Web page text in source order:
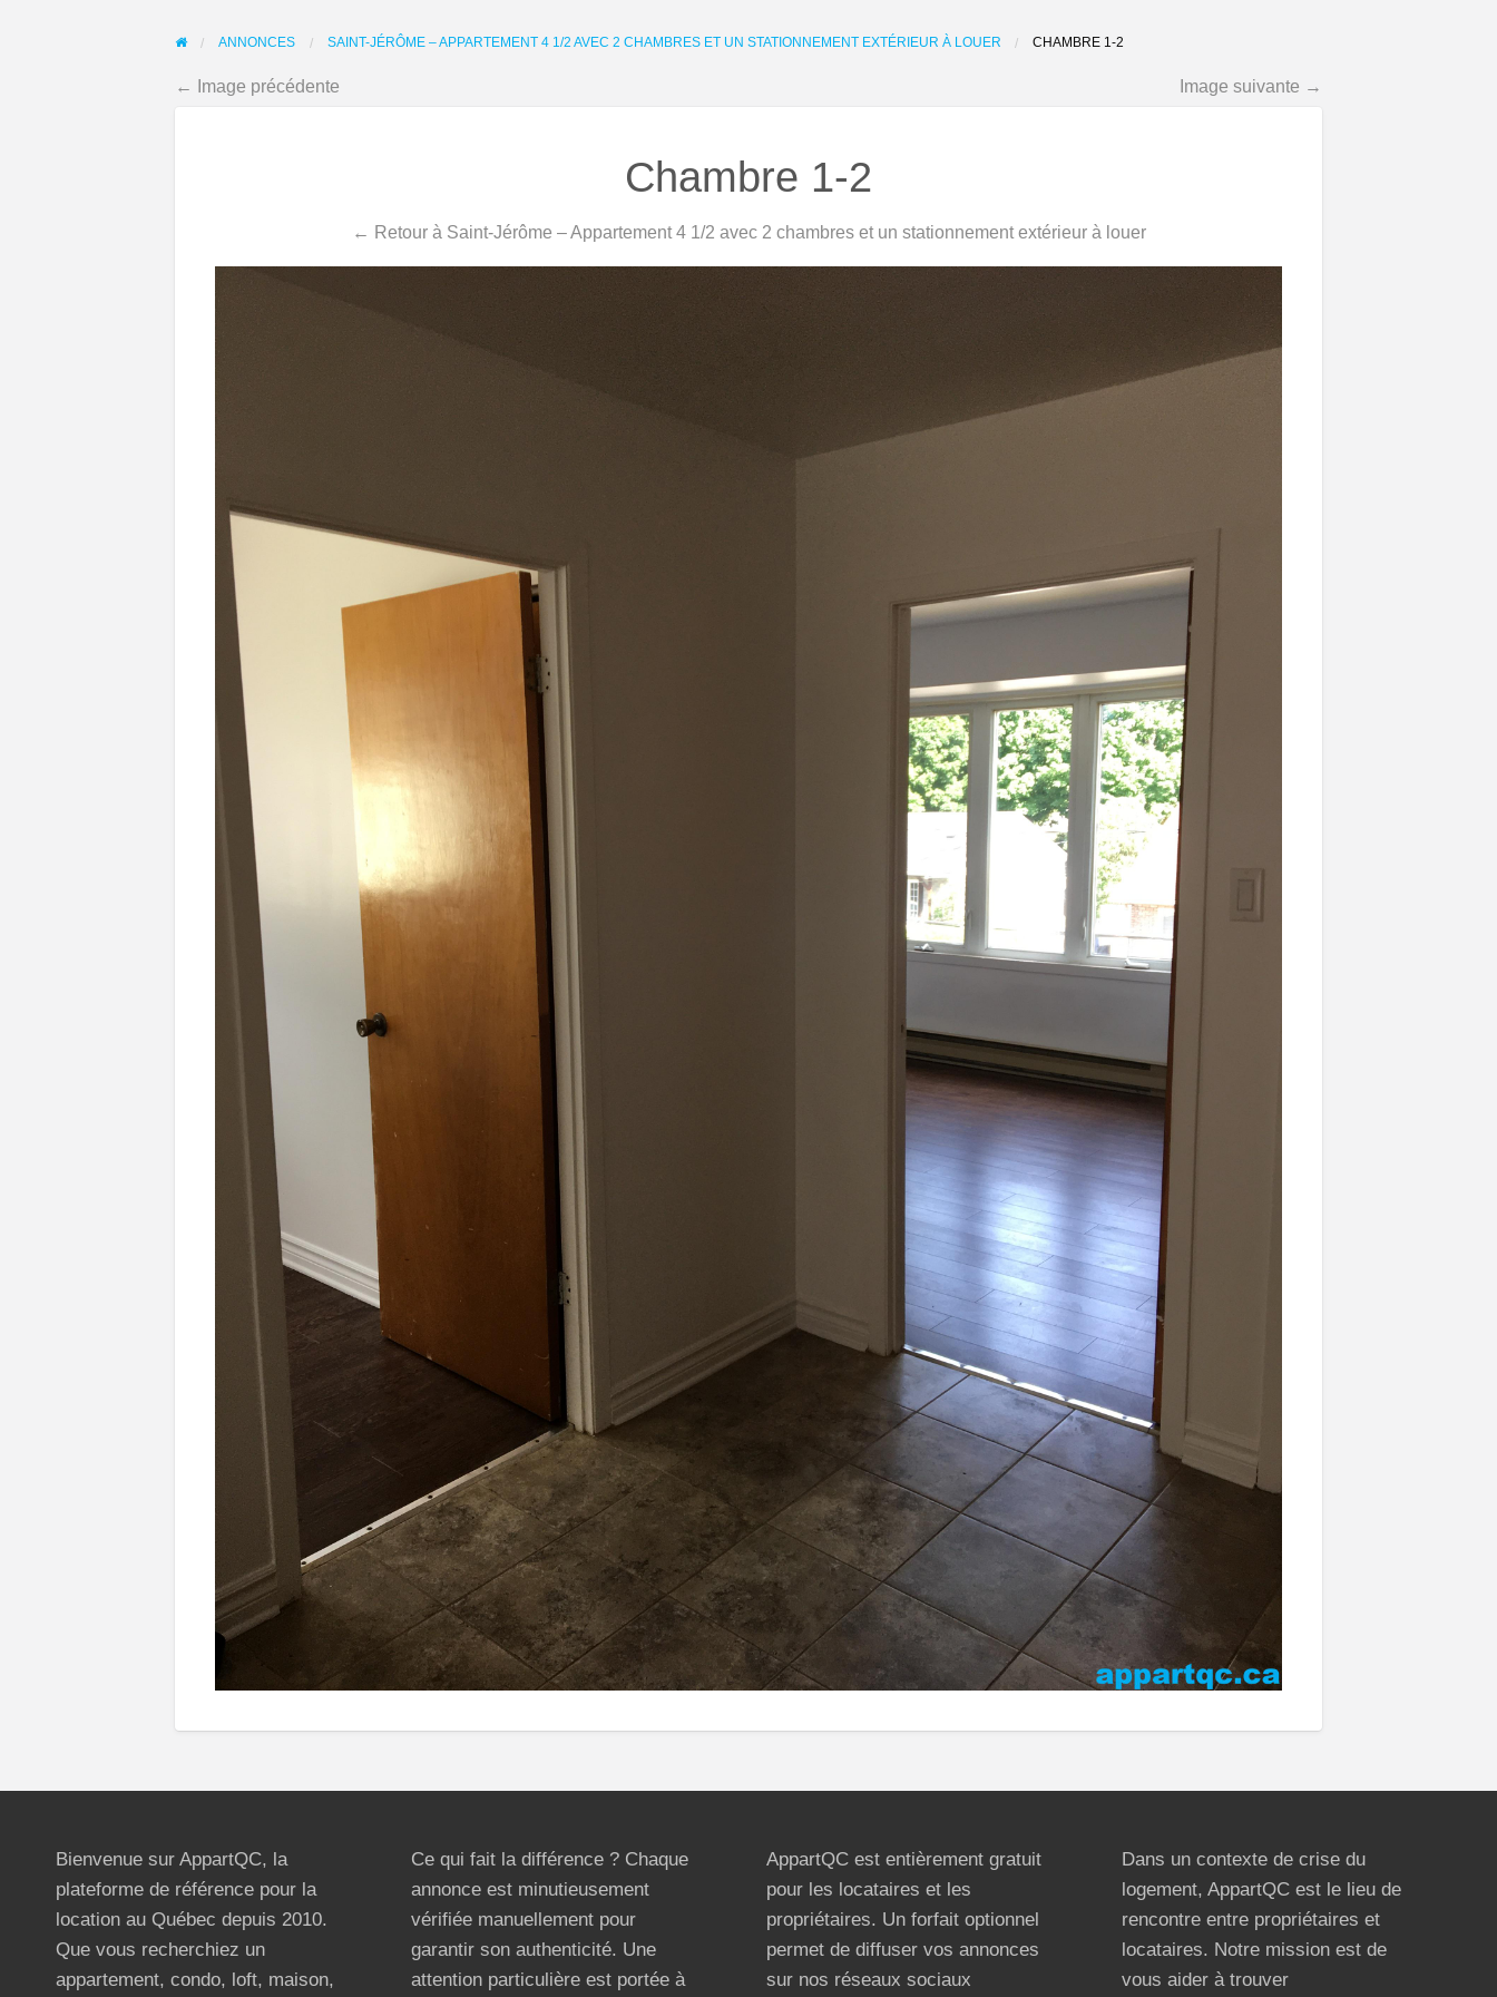
ANNONCES SAINT-JÉRÔME – APPARTEMENT 4 1/2 AVEC 2 CHAMBRES ET UN STATIONNEMENT EXTÉRIEUR À LOUER CHAMBRE 1-2
← Image précédente Image suivante →
Chambre 1-2
← Retour à Saint-Jérôme – Appartement 4 1/2 avec 2 chambres et un stationnement extérieur à louer
Bienvenue sur AppartQC, la
plateforme de référence pour la
location au Québec depuis 2010.
Que vous recherchiez un
appartement, condo, loft, maison,
Ce qui fait la différence ? Chaque
annonce est minutieusement
vérifiée manuellement pour
garantir son authenticité. Une
attention particulière est portée à
AppartQC est entièrement gratuit
pour les locataires et les
propriétaires. Un forfait optionnel
permet de diffuser vos annonces
sur nos réseaux sociaux
Dans un contexte de crise du
logement, AppartQC est le lieu de
rencontre entre propriétaires et
locataires. Notre mission est de
vous aider à trouver